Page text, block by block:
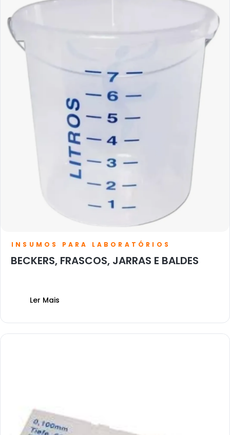
INSUMOS PARA LABORATÓRIOS
BECKERS, FRASCOS, JARRAS E BALDES
Ler Mais